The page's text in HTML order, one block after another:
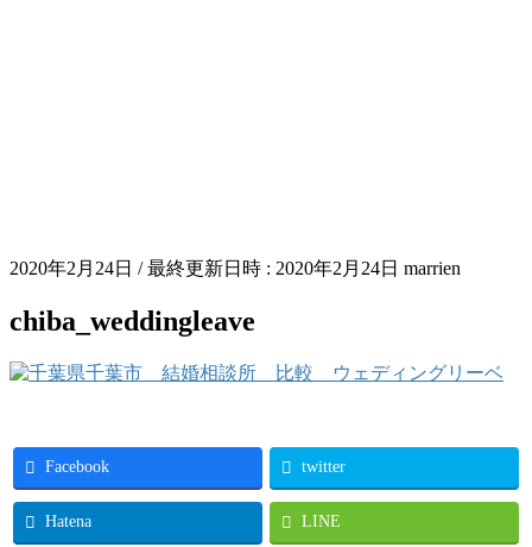
2020年2月24日 / 最終更新日時 : 2020年2月24日 marrien
chiba_weddingleave
Facebook twitter
Hatena LINE